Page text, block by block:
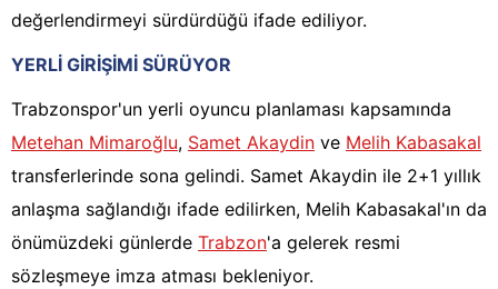
değerlendirmeyi sürdürdüğü ifade ediliyor.
YERLİ GİRİŞİMİ SÜRÜYOR
Trabzonspor'un yerli oyuncu planlaması kapsamında
Metehan Mimaroğlu, Samet Akaydin ve Melih Kabasakal
transferlerinde sona gelindi. Samet Akaydin ile 2+1 yıllık
anlaşma sağlandığı ifade edilirken, Melih Kabasakal'ın da
önümüzdeki günlerde Trabzon'a gelerek resmi
sözleşmeye imza atması bekleniyor.